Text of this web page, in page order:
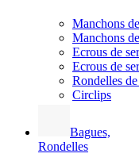
Manchons
Manchons
Ecrous de
Ecrous de
Rondelles
Circlips
Bagues,
Rondelles